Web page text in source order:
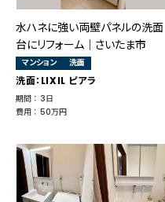
水ハネに強い両壁パネルの洗面
台にリフォーム｜さいたま市
マンション 洗面
洗面：LIXIL ピアラ
期間 ： 3日
費用 ： 50万円